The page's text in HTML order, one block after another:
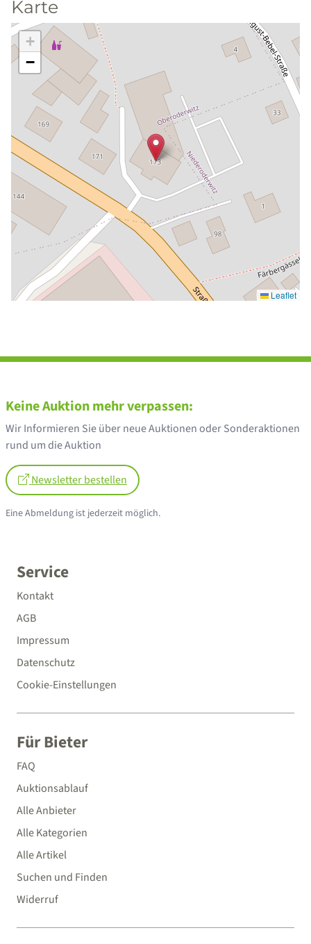
Karte
+
−
Leaflet
Service
Kontakt
AGB
Impressum
Datenschutz
Cookie-Einstellungen
Für Bieter
FAQ
Auktionsablauf
Alle Anbieter
Alle Kategorien
Alle Artikel
Suchen und Finden
Widerruf
Keine Auktion mehr verpassen:
Wir Informieren Sie über neue Auktionen oder Sonderaktionen
rund um die Auktion
Newsletter bestellen
Eine Abmeldung ist jederzeit möglich.